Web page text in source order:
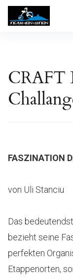
Inhalte
überspringen
Team-Ein-
CRAFT
FASZINATION
von Uli Stanciu
Das
bezieht seine
perfekten
Etappenorten,